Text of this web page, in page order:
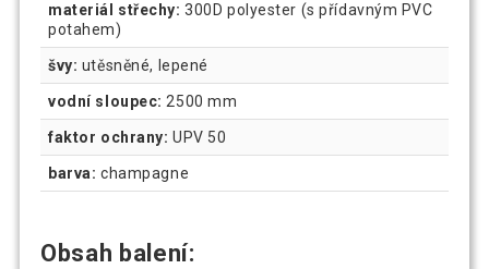
materiál střechy: 300D polyester (s přídavným PVC
potahem)
švy: utěsněné, lepené
vodní sloupec: 2500 mm
faktor ochrany: UPV 50
barva: champagne
Obsah balení: